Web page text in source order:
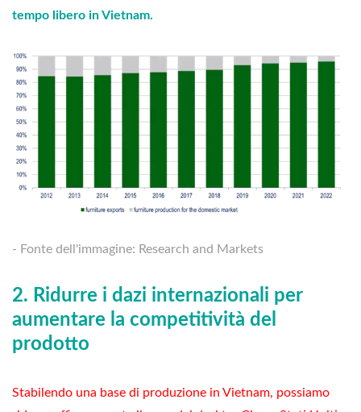
tempo libero in Vietnam.
- Fonte dell'immagine: Research and Markets
2. Ridurre i dazi internazionali per
aumentare la competitività del
prodotto
Stabilendo una base di produzione in Vietnam, possiamo